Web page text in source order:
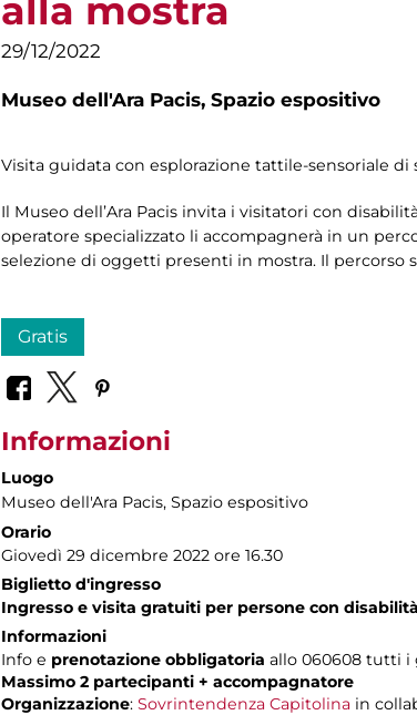
alla mostra
29/12/2022
Museo dell'Ara Pacis, Spazio espositivo
Visita guidata con esplorazione tattile-sensoriale
Il Museo dell’Ara Pacis invita i visitatori con
operatore specializzato li accompagnerà in un
selezione di oggetti presenti in mostra. Il percorso
Gratis
Informazioni
Luogo
Museo dell'Ara Pacis, Spazio espositivo
Orario
Giovedì 29 dicembre 2022 ore 16.30
Biglietto d'ingresso
Ingresso e visita gratuiti per persone con
Informazioni
Info e prenotazione obbligatoria allo 060608 tutti i
Massimo 2 partecipanti + accompagnatore
Organizzazione: Sovrintendenza Capitolina in